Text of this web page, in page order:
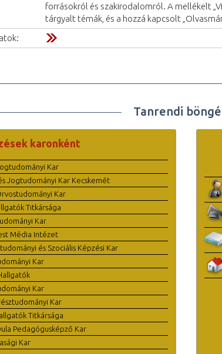
forrásokról és szakirodalomról. A mellékelt
tárgyalt témák, és a hozzá kapcsolt
Tanrendi
karonként
Kar
Jogtudományi Kar Kecskemét
Kar
Titkársága
Kar
Média Intézet
és Szociális Képzési Kar
Kar
Kar
Kar
Titkársága
Pedagógusképző Kar
Kar